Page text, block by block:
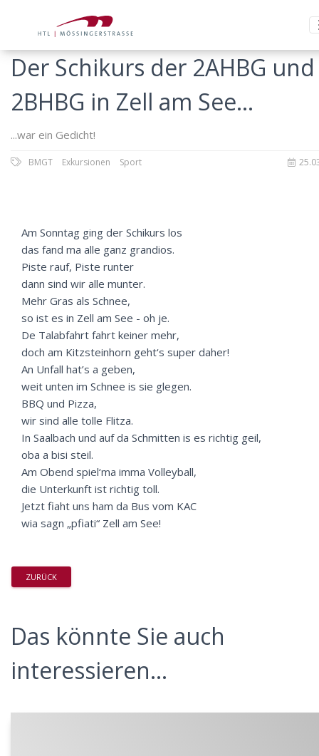
Der Schikurs der 2AHBG und
2BHBG in Zell am See...
...war ein Gedicht!
BMGT Exkursionen Sport
Am Sonntag ging der Schikurs los
das fand ma alle ganz grandios.
Piste rauf, Piste runter
dann sind wir alle munter.
Mehr Gras als Schnee,
so ist es in Zell am See - oh je.
De Talabfahrt fahrt keiner mehr,
doch am Kitzsteinhorn geht‘s super daher!
An Unfall hat’s a geben,
weit unten im Schnee is sie glegen.
BBQ und Pizza,
wir sind alle tolle Flitza.
In Saalbach und auf da Schmitten is es richtig geil,
oba a bisi steil.
Am Obend spiel‘ma imma Volleyball,
die Unterkunft ist richtig toll.
Jetzt fiaht uns ham da Bus vom KAC
wia sagn „pfiati“ Zell am See!
ZURÜCK
Das könnte Sie auch
interessieren...